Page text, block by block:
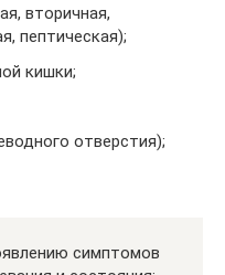
вторичная,
пептическая);
кишки;
отверстия);
симптомов